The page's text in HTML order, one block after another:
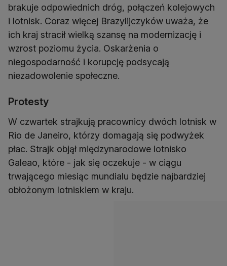
brakuje odpowiednich dróg, połączeń kolejowych
i lotnisk. Coraz więcej Brazylijczyków uważa, że
ich kraj stracił wielką szansę na modernizację i
wzrost poziomu życia. Oskarżenia o
niegospodarność i korupcję podsycają
niezadowolenie społeczne.
Protesty
W czwartek strajkują pracownicy dwóch lotnisk w
Rio de Janeiro, którzy domagają się podwyżek
płac. Strajk objął międzynarodowe lotnisko
Galeao, które - jak się oczekuje - w ciągu
trwającego miesiąc mundialu będzie najbardziej
obłożonym lotniskiem w kraju.